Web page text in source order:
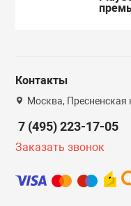
Контакты
Москва,
7 (495) 223-17-05
Заказать звонок